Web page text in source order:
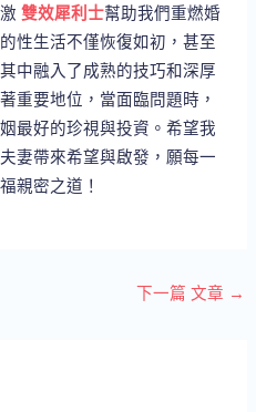
激雙效犀利士幫助我們重燃婚
性生活不僅恢復如初，甚至
中融入了成熟的技巧和深厚
重要地位，當面臨問題時，
最好的珍視與投資。希望我
妻帶來希望與啟發，願每一
親密之道！
下一篇 文章 →